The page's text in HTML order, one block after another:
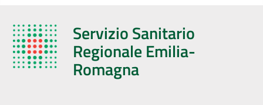
Servizio Sanitario
Regionale Emilia-
Romagna